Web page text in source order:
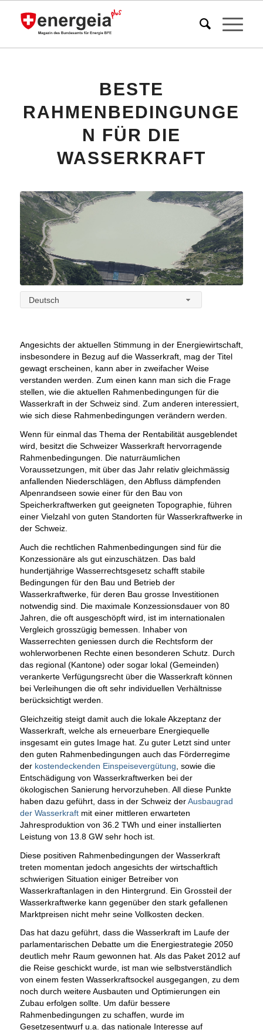
BESTE
RAHMENBEDINGUNGE
N FÜR DIE
WASSERKRAFT
Deutsch
Angesichts der aktuellen Stimmung in der Energiewirtschaft,
insbesondere in Bezug auf die Wasserkraft, mag der Titel
gewagt erscheinen, kann aber in zweifacher Weise
verstanden werden. Zum einen kann man sich die Frage
stellen, wie die aktuellen Rahmenbedingungen für die
Wasserkraft in der Schweiz sind. Zum anderen interessiert,
wie sich diese Rahmenbedingungen verändern werden.
Wenn für einmal das Thema der Rentabilität ausgeblendet
wird, besitzt die Schweizer Wasserkraft hervorragende
Rahmenbedingungen. Die naturräumlichen
Voraussetzungen, mit über das Jahr relativ gleichmässig
anfallenden Niederschlägen, den Abfluss dämpfenden
Alpenrandseen sowie einer für den Bau von
Speicherkraftwerken gut geeigneten Topographie, führen
einer Vielzahl von guten Standorten für Wasserkraftwerke in
der Schweiz.
Auch die rechtlichen Rahmenbedingungen sind für die
Konzessionäre als gut einzuschätzen. Das bald
hundertjährige Wasserrechtsgesetz schafft stabile
Bedingungen für den Bau und Betrieb der
Wasserkraftwerke, für deren Bau grosse Investitionen
notwendig sind. Die maximale Konzessionsdauer von 80
Jahren, die oft ausgeschöpft wird, ist im internationalen
Vergleich grosszügig bemessen. Inhaber von
Wasserrechten geniessen durch die Rechtsform der
wohlerworbenen Rechte einen besonderen Schutz. Durch
das regional (Kantone) oder sogar lokal (Gemeinden)
verankerte Verfügungsrecht über die Wasserkraft können
bei Verleihungen die oft sehr individuellen Verhältnisse
berücksichtigt werden.
Gleichzeitig steigt damit auch die lokale Akzeptanz der
Wasserkraft, welche als erneuerbare Energiequelle
insgesamt ein gutes Image hat. Zu guter Letzt sind unter
den guten Rahmenbedingungen auch das Förderregime
der kostendeckenden Einspeisevergütung , sowie die
Entschädigung von Wasserkraftwerken bei der
ökologischen Sanierung hervorzuheben. All diese Punkte
haben dazu geführt, dass in der Schweiz derAusbaugrad
der Wasserkraftmit einer mittleren erwarteten
Jahresproduktion von 36.2 TWh und einer installierten
Leistung von 13.8 GW sehr hoch ist.
Diese positiven Rahmenbedingungen der Wasserkraft
treten momentan jedoch angesichts der wirtschaftlich
schwierigen Situation einiger Betreiber von
Wasserkraftanlagen in den Hintergrund. Ein Grossteil der
Wasserkraftwerke kann gegenüber den stark gefallenen
Marktpreisen nicht mehr seine Vollkosten decken.
Das hat dazu geführt, dass die Wasserkraft im Laufe der
parlamentarischen Debatte um die Energiestrategie 2050
deutlich mehr Raum gewonnen hat. Als das Paket 2012 auf
die Reise geschickt wurde, ist man wie selbstverständlich
von einem festen Wasserkraftsockel ausgegangen, zu dem
noch durch weitere Ausbauten und Optimierungen ein
Zubau erfolgen sollte. Um dafür bessere
Rahmenbedingungen zu schaffen, wurde im
Gesetzesentwurf u.a. das nationale Interesse auf